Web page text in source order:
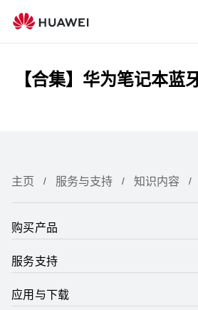
【合集】华为笔记本蓝
主页 服务与支持 知识内容
购买产品
服务支持
应用与下载